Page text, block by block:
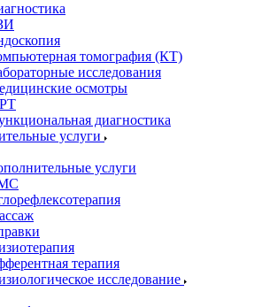
томография (КТ)
исследования
осмотры
диагностика
услуги
услуги
терапия
исследование